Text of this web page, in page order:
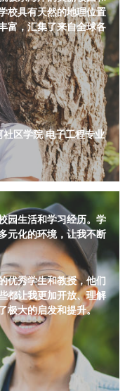
校具有天然的地理位置
富，汇集了来自全球各
区学院 电子工程专业
园生活和学习经历。学
元化的环境，让我不断
优秀学生和教授，他们
都让我更加开放、理解
极大的启发和提升。